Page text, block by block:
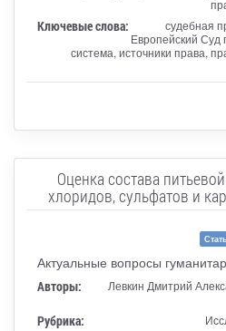
Ключевые слова:
судебная
Европейский Суд
система, источники права,
Оценка состава
хлоридов, сульфатов и
Актуальные вопросы
Авторы:
Левкин Дмитрий
Рубрика: